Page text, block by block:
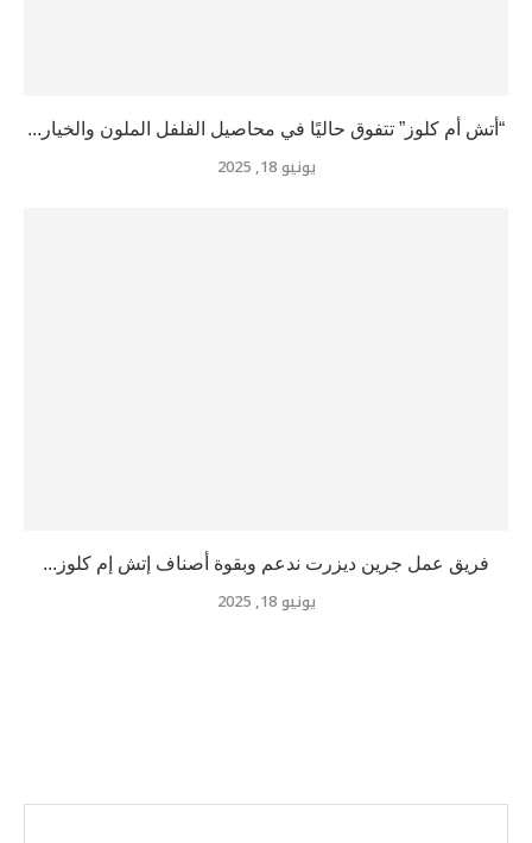
“أتش أم كلوز” تتفوق حاليًا في محاصيل الفلفل الملون والخيار...
يونيو 18, 2025
فريق عمل جرين ديزرت ندعم وبقوة أصناف إتش إم كلوز...
يونيو 18, 2025